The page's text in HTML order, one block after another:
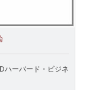
ハーバード・ビジネ